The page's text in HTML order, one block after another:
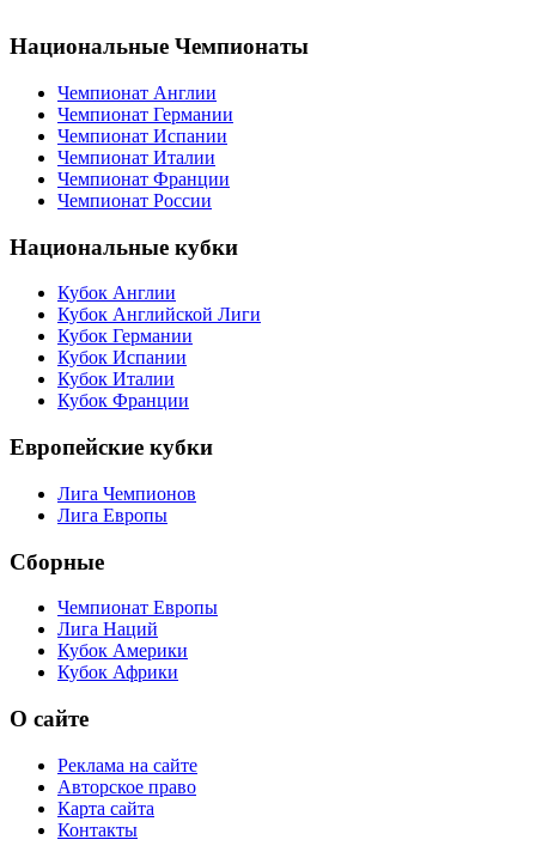
Национальные Чемпионаты
Чемпионат Англии
Чемпионат Германии
Чемпионат Испании
Чемпионат Италии
Чемпионат Франции
Чемпионат России
Национальные кубки
Кубок Англии
Кубок Английской Лиги
Кубок Германии
Кубок Испании
Кубок Италии
Кубок Франции
Европейские кубки
Лига Чемпионов
Лига Европы
Сборные
Чемпионат Европы
Лига Наций
Кубок Америки
Кубок Африки
О сайте
Реклама на сайте
Авторское право
Карта сайта
Контакты